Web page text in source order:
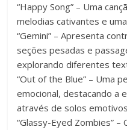
“Happy Song” – Uma
melodias cativantes e
“Gemini” – Apresenta
seções pesadas e
explorando diferentes
“Out of the Blue” – Uma
emocional, destacando a
através de solos
“Glassy-Eyed Zombies”